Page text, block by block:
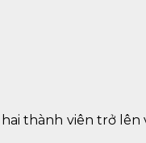
thành viên trở lên